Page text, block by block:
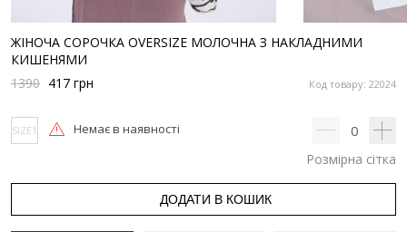
ЖІНОЧА СОРОЧКА OVERSIZE МОЛОЧНА З НАКЛАДНИМИ
КИШЕНЯМИ
Код товару: 22024
1390 417 грн
SIZE1 Немає в наявності 0
Розмірна сітка
ДОДАТИ В КОШИК